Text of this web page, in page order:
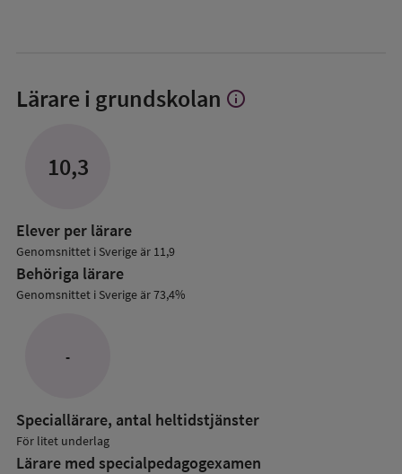
Lärare i grundskolan Visa
info
10,3
Elever per lärare
Genomsnittet i Sverige är 11,9
Behöriga lärare
Genomsnittet i Sverige är 73,4%
-
Speciallärare, antal heltidstjänster
För litet underlag
Lärare med specialpedagog­examen